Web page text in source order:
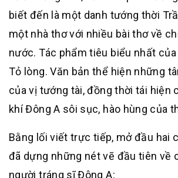
biết đến là một danh tướng thời
một nhà thơ với nhiều bài thơ về
nước. Tác phẩm tiêu biểu nhất
Tỏ lòng. Văn bản thể hiện những
của vị tướng tài, đồng thời tái hiện
khí Đông A sôi sục, hào hùng của
Bằng lối viết trực tiếp, mở đầu hai
đã dựng những nét vẽ đầu tiên về
người tráng sĩ Đông A: